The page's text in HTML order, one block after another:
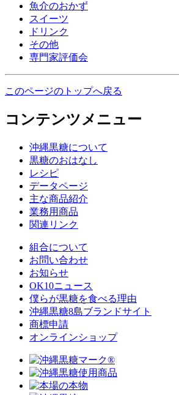
魚介のおかず
スイーツ
ドリンク
その他
専門家評価会
このページのトップへ戻る
コンテンツメニュー
沖縄黒糖について
黒糖のおはなし
レシピ
データページ
主な商品紹介
業務用商品
関連リンク
組合について
お問い合わせ
お知らせ
OK10ニュース
僕らが黒糖を食べる理由
沖縄黒糖8島ブランドサイト
商標申請
オンラインショップ